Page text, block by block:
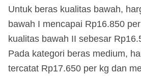
Untuk beras kualitas bawah,
bawah I mencapai Rp16.850
kualitas bawah II sebesar
Pada kategori beras medium,
tercatat Rp17.650 per kg dan